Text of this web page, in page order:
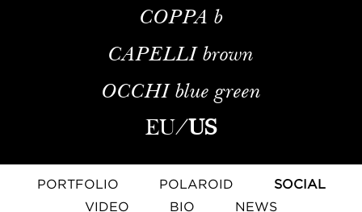
COPPA b
CAPELLI brown
OCCHI blue green
EU/US
PORTFOLIO POLAROID
SOCIAL
VIDEO
BIO NEWS